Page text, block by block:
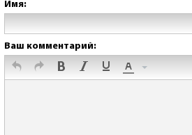
Имя:
Ваш комментарий: